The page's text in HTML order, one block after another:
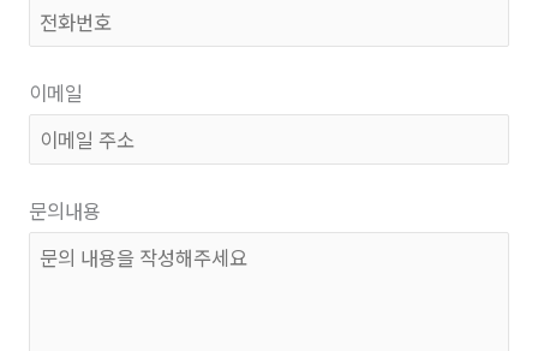
이메일
문의내용